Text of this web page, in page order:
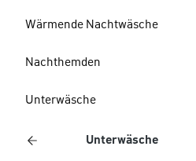
Wärmende Nachtwäsche
Nachthemden
Unterwäsche
Unterwäsche